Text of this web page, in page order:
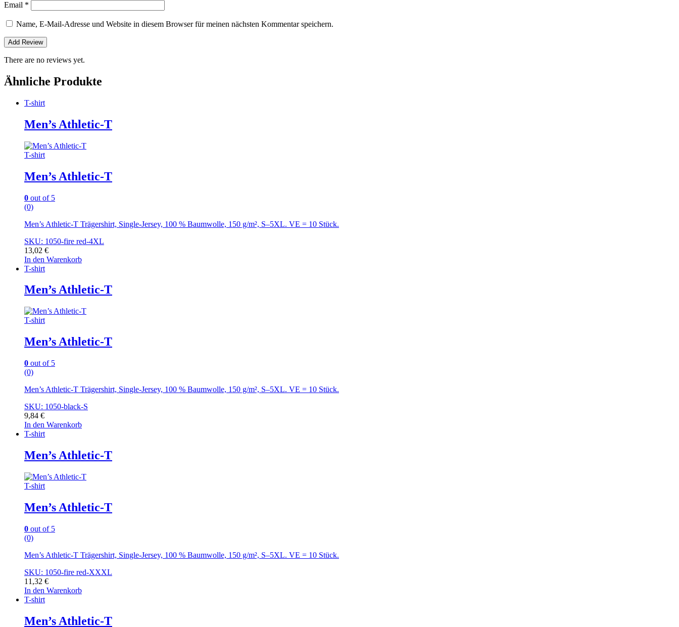
Email *
Name, E-Mail-Adresse und Website in diesem Browser für meinen nächsten Kommentar speichern.
There are no reviews yet.
Ähnliche Produkte
T-shirt
Men’s Athletic-T
T-shirt
Men’s Athletic-T
0 out of 5
(0)
Men’s Athletic-T Trägershirt, Single-Jersey, 100 % Baumwolle, 150 g/m², S–5XL. VE = 10 Stück.
SKU: 1050-fire red-4XL
13,02 €
In den Warenkorb
T-shirt
Men’s Athletic-T
T-shirt
Men’s Athletic-T
0 out of 5
(0)
Men’s Athletic-T Trägershirt, Single-Jersey, 100 % Baumwolle, 150 g/m², S–5XL. VE = 10 Stück.
SKU: 1050-black-S
9,84 €
In den Warenkorb
T-shirt
Men’s Athletic-T
T-shirt
Men’s Athletic-T
0 out of 5
(0)
Men’s Athletic-T Trägershirt, Single-Jersey, 100 % Baumwolle, 150 g/m², S–5XL. VE = 10 Stück.
SKU: 1050-fire red-XXXL
11,32 €
In den Warenkorb
T-shirt
Men’s Athletic-T